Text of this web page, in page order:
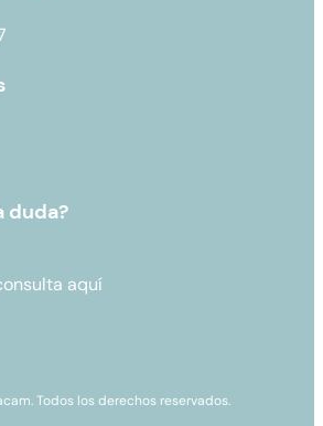
duda?
aquí
Todos los derechos reservados.